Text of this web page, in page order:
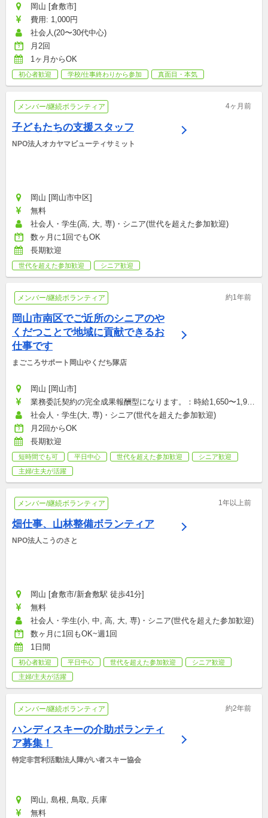
岡山 [倉敷市]
費用: 1,000円
社会人(20〜30代中心)
月2回
1ヶ月からOK
初心者歓迎 学校/仕事終わりから参加 真面目・本気
メンバー/継続ボランティア 4ヶ月前
子どもたちの支援スタッフ
NPO法人オカヤマビューティサミット
岡山 [岡山市中区]
無料
社会人・学生(高, 大, 専)・シニア(世代を超えた参加歓迎)
数ヶ月に1回でもOK
長期歓迎
世代を超えた参加歓迎 シニア歓迎
メンバー/継続ボランティア 約1年前
岡山市南区でご近所のシニアのや
くだつことで地域に貢献できるお
仕事です
まごころサポート岡山やくだち隊店
岡山 [岡山市]
業務委託契約の完全成果報酬型になります。：時給1,650〜1,950
円
社会人・学生(大, 専)・シニア(世代を超えた参加歓迎)
月2回からOK
長期歓迎
短時間でも可 平日中心 世代を超えた参加歓迎
シニア歓迎
主婦/主夫が活躍
メンバー/継続ボランティア 1年以上前
畑仕事、山林整備ボランティア
NPO法人こうのさと
岡山 [倉敷市/新倉敷駅 徒歩41分]
無料
社会人・学生(小, 中, 高, 大, 専)・シニア(世代を超えた参加歓迎)
数ヶ月に1回もOK~週1回
1日間
初心者歓迎 平日中心 世代を超えた参加歓迎
シニア歓迎
主婦/主夫が活躍
メンバー/継続ボランティア 約2年前
ハンディスキーの介助ボランティ
ア募集！
特定非営利活動法人障がい者スキー協会
岡山, 島根, 鳥取, 兵庫
無料